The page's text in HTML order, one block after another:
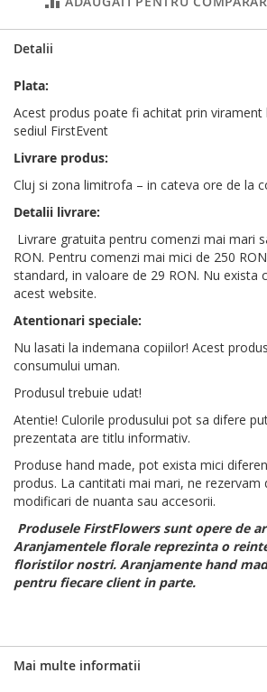
Detalii
Plata:
Acest produs poate fi achitat prin virament
sediul FirstEvent
Livrare produs:
Cluj si zona limitrofa – in cateva ore de la
Detalii livrare:
Livrare gratuita pentru comenzi mai mari
RON. Pentru comenzi mai mici de 250
standard, in valoare de 29 RON. Nu exista
acest website.
Atentionari speciale:
Nu lasati la indemana copiilor! Acest
consumului uman.
Produsul trebuie udat!
Atentie! Culorile produsului pot sa difere
prezentata are titlu informativ.
Produse hand made, pot exista mici
produs. La cantitati mai mari, ne rezervam
modificari de nuanta sau accesorii.
Produsele FirstFlowers sunt opere de
Aranjamentele florale reprezinta o
floristilor nostri. Aranjamente hand
pentru fiecare client in parte.
Mai multe informatii